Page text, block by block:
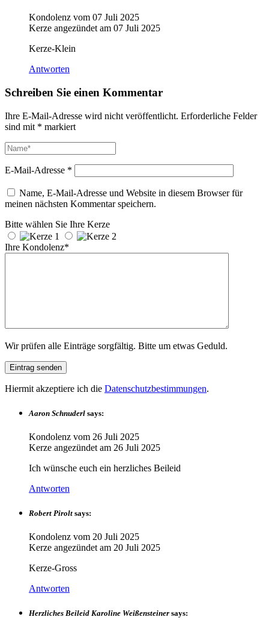
Kondolenz vom 07 Juli 2025
Kerze angezündet am 07 Juli 2025
Kerze-Klein
Antworten
Schreiben Sie einen Kommentar
Ihre E-Mail-Adresse wird nicht veröffentlicht. Erforderliche Felder
sind mit * markiert
E-Mail-Adresse *
Name, E-Mail-Adresse und Website in diesem Browser für
meinen nächsten Kommentar speichern.
Bitte wählen Sie Ihre Kerze
Ihre Kondolenz*
Wir prüfen alle Einträge sorgfältig. Bitte um etwas Geduld.
Hiermit akzeptiere ich die Datenschutzbestimmungen.
Aaron Schnuderl says:
Kondolenz vom 26 Juli 2025
Kerze angezündet am 26 Juli 2025
Ich wünsche euch ein herzliches Beileid
Antworten
Robert Pirolt says:
Kondolenz vom 20 Juli 2025
Kerze angezündet am 20 Juli 2025
Kerze-Gross
Antworten
Herzliches Beileid Karoline Weißensteiner says: